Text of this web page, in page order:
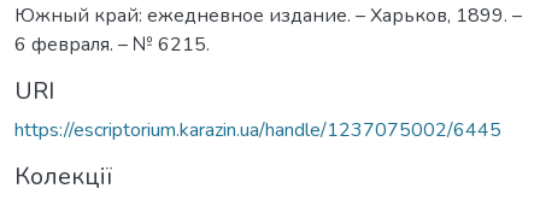
Южный край: ежедневное издание. – Харьков, 1899. –
6 февраля. – № 6215.
URI
https://escriptorium.karazin.ua/handle/1237075002/6445
Колекції